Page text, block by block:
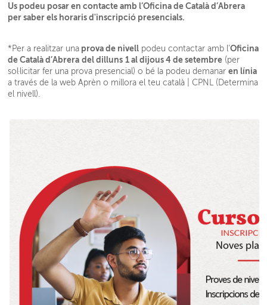
Us podeu posar en contacte amb l’Oficina de Català d’Abrera
per saber els horaris d'inscripció presencials.
*Per a realitzar una prova de nivell podeu contactar amb l’Oficina
de Català d’Abrera del dilluns 1 al dijous 4 de setembre (per
sol·licitar fer una prova presencial) o bé la podeu demanaren línia
a través de la webAprèn o millora el teu català | CPNL
(Determina
el nivell).